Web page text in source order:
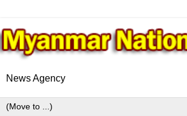
News Agency